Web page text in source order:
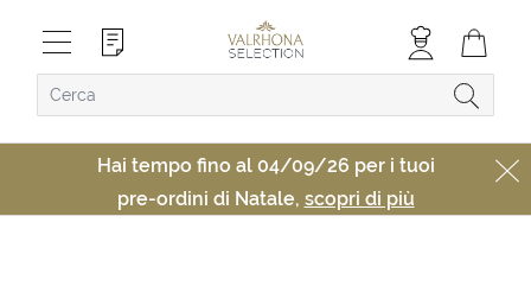
Hai tempo fino al 04/09/26 per i tuoi
pre-ordini di Natale, scopri di più